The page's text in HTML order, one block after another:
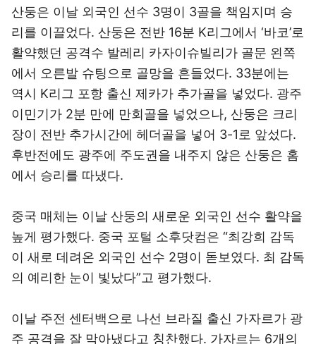
산둥은 이날 외국인 선수 3명이 3골을 책임지며 승
리를 이끌었다. 산둥은 전반 16분 K리그에서 ‘바코’로
활약했던 공격수 발레리 카자이슈빌리가 골문 왼쪽
에서 오른발 슈팅으로 골망을 흔들었다. 33분에는
역시 K리그 포항 출신 제카가 추가골을 넣었다. 광주
이민기가 2분 만에 만회골을 넣었으나, 산둥은 크리
장이 전반 추가시간에 헤더골을 넣어 3-1로 앞섰다.
후반전에도 광주에 주도권을 내주지 않은 산둥은 홈
에서 승리를 따냈다.
중국 매체는 이날 산둥의 새로운 외국인 선수 활약을
높게 평가했다. 중국 포털 소후닷컴은 “최강희 감독
이 새로 데려온 외국인 선수 2명이 돋보였다. 최 감독
의 예리한 눈이 빛났다”고 평가했다.
이날 주전 센터백으로 나선 브라질 출신 가자르가 광
주 공격을 잘 막아냈다고 칭찬했다. 가자르는 6개의